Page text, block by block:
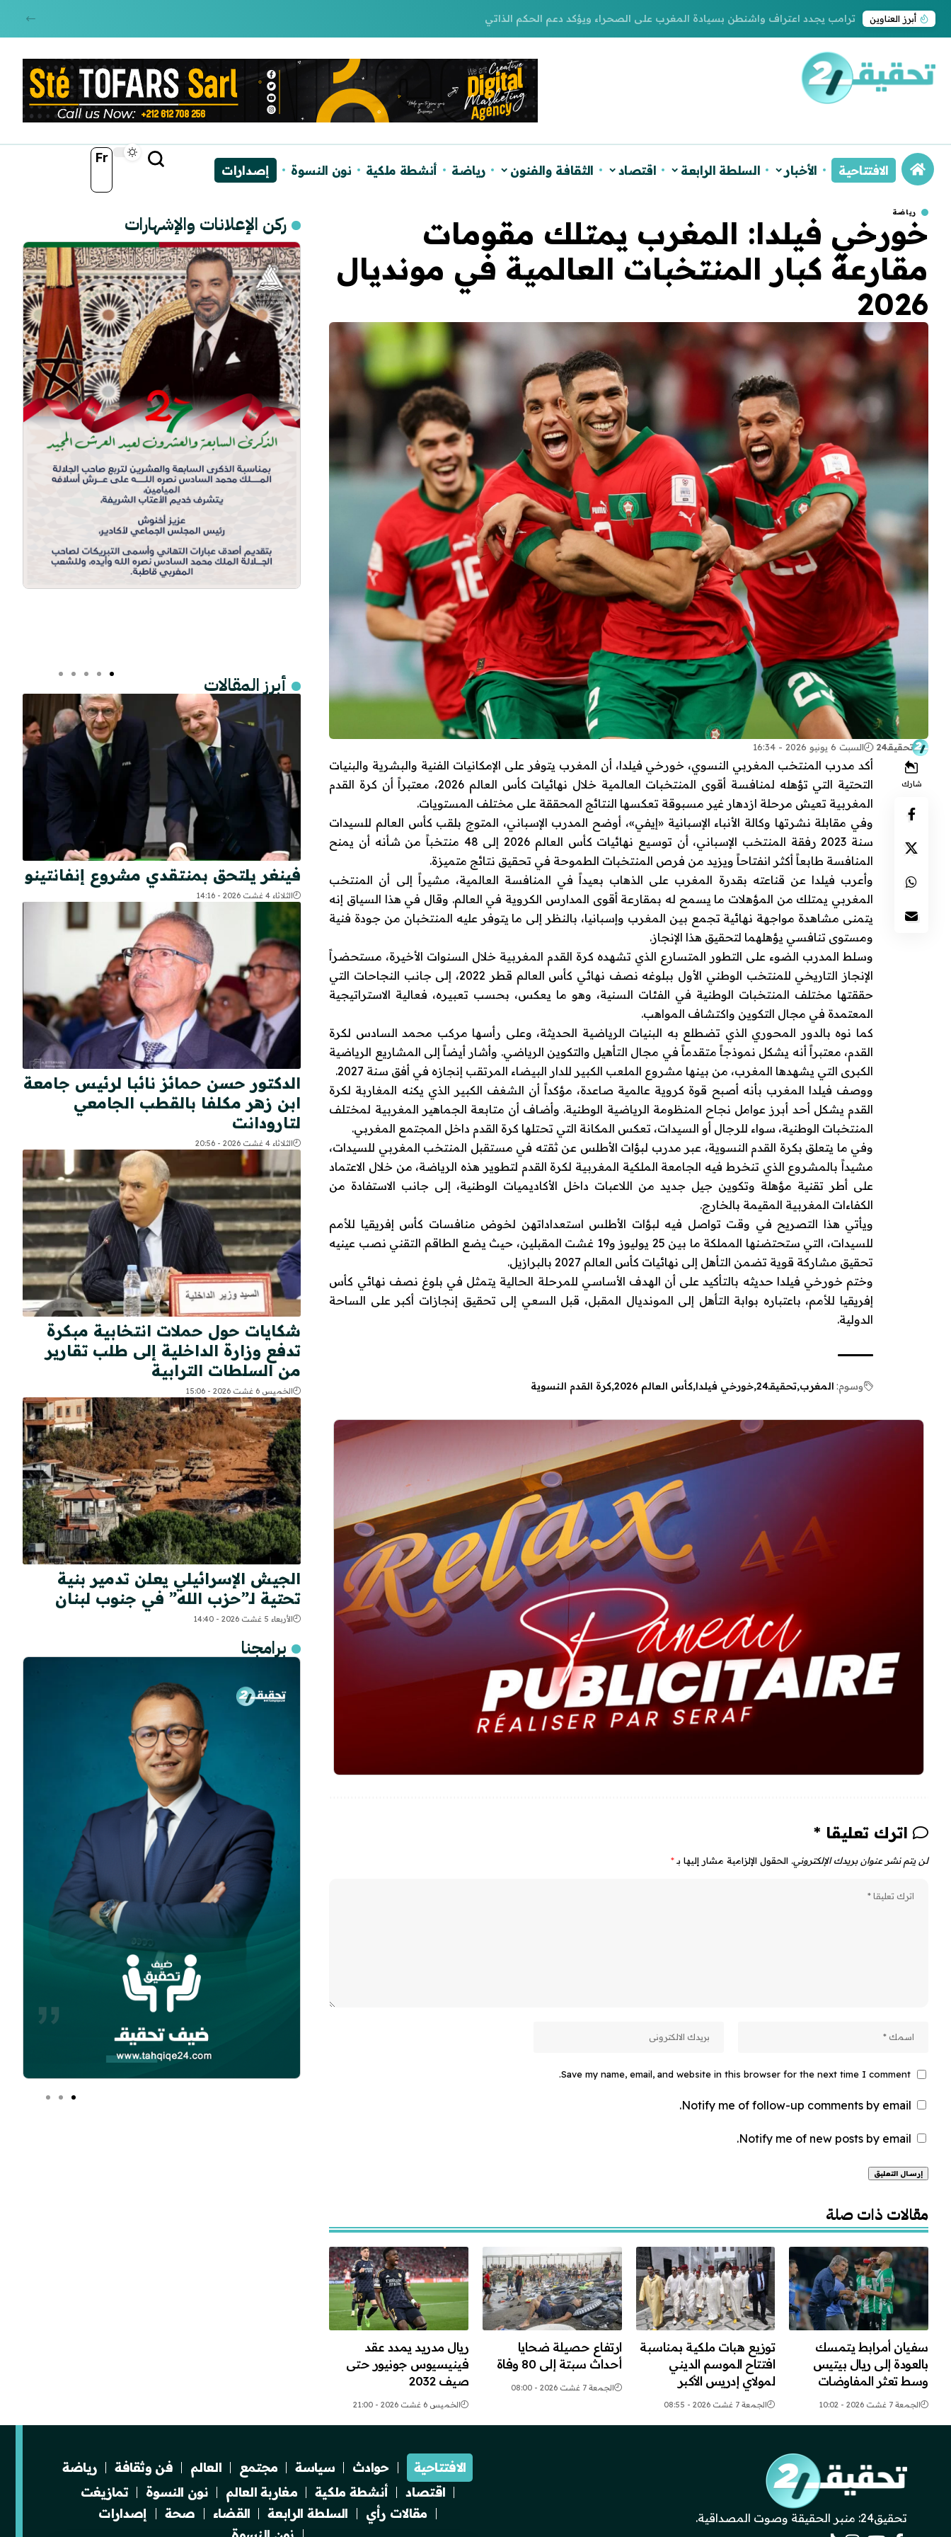
أبرز العناوين ترامب يجدد اعتراف واشنطن بسيادة المغرب على الصحراء ويؤكد دعم الحكم الذاتي
Fr
الافتتاحية الأخبار السلطة الرابعة اقتصاد الثقافة والفنون رياضة أنشطة ملكية نون النسوة إصدارات
رياضة
خورخي فيلدا: المغرب يمتلك مقومات
مقارعة كبار المنتخبات العالمية في مونديال
2026
تحقيقـ24 السبت 6 يونيو 2026 - 16:34
شارك
أكد مدرب المنتخب المغربي النسوي، خورخي فيلدا، أن المغرب يتوفر على الإمكانيات الفنية والبشرية والبنيات
التحتية التي تؤهله لمنافسة أقوى المنتخبات العالمية خلال نهائيات كأس العالم 2026، معتبراً أن كرة القدم
المغربية تعيش مرحلة ازدهار غير مسبوقة تعكسها النتائج المحققة على مختلف المستويات.
وفي مقابلة نشرتها وكالة الأنباء الإسبانية «إيفي»، أوضح المدرب الإسباني، المتوج بلقب كأس العالم للسيدات
سنة 2023 رفقة المنتخب الإسباني، أن توسيع نهائيات كأس العالم 2026 إلى 48 منتخباً من شأنه أن يمنح
المنافسة طابعاً أكثر انفتاحاً ويزيد من فرص المنتخبات الطموحة في تحقيق نتائج متميزة.
وأعرب فيلدا عن قناعته بقدرة المغرب على الذهاب بعيداً في المنافسة العالمية، مشيراً إلى أن المنتخب
المغربي يمتلك من المؤهلات ما يسمح له بمقارعة أقوى المدارس الكروية في العالم. وقال في هذا السياق إنه
يتمنى مشاهدة مواجهة نهائية تجمع بين المغرب وإسبانيا، بالنظر إلى ما يتوفر عليه المنتخبان من جودة فنية
ومستوى تنافسي يؤهلهما لتحقيق هذا الإنجاز.
وسلط المدرب الضوء على التطور المتسارع الذي تشهده كرة القدم المغربية خلال السنوات الأخيرة، مستحضراً
الإنجاز التاريخي للمنتخب الوطني الأول ببلوغه نصف نهائي كأس العالم قطر 2022، إلى جانب النجاحات التي
حققتها مختلف المنتخبات الوطنية في الفئات السنية، وهو ما يعكس، بحسب تعبيره، فعالية الاستراتيجية
المعتمدة في مجال التكوين واكتشاف المواهب.
كما نوه بالدور المحوري الذي تضطلع به البنيات الرياضية الحديثة، وعلى رأسها مركب محمد السادس لكرة
القدم، معتبراً أنه يشكل نموذجاً متقدماً في مجال التأهيل والتكوين الرياضي. وأشار أيضاً إلى المشاريع الرياضية
الكبرى التي يشهدها المغرب، من بينها مشروع الملعب الكبير للدار البيضاء المرتقب إنجازه في أفق سنة 2027.
ووصف فيلدا المغرب بأنه أصبح قوة كروية عالمية صاعدة، مؤكداً أن الشغف الكبير الذي يكنه المغاربة لكرة
القدم يشكل أحد أبرز عوامل نجاح المنظومة الرياضية الوطنية. وأضاف أن متابعة الجماهير المغربية لمختلف
المنتخبات الوطنية، سواء للرجال أو السيدات، تعكس المكانة التي تحتلها كرة القدم داخل المجتمع المغربي.
وفي ما يتعلق بكرة القدم النسوية، عبر مدرب لبؤات الأطلس عن ثقته في مستقبل المنتخب المغربي للسيدات،
مشيداً بالمشروع الذي تنخرط فيه الجامعة الملكية المغربية لكرة القدم لتطوير هذه الرياضة، من خلال الاعتماد
على أطر تقنية مؤهلة وتكوين جيل جديد من اللاعبات داخل الأكاديميات الوطنية، إلى جانب الاستفادة من
الكفاءات المغربية المقيمة بالخارج.
ويأتي هذا التصريح في وقت تواصل فيه لبؤات الأطلس استعداداتهن لخوض منافسات كأس إفريقيا للأمم
للسيدات، التي ستحتضنها المملكة ما بين 25 يوليوز و19 غشت المقبلين، حيث يضع الطاقم التقني نصب عينيه
تحقيق مشاركة قوية تضمن التأهل إلى نهائيات كأس العالم 2027 بالبرازيل.
وختم خورخي فيلدا حديثه بالتأكيد على أن الهدف الأساسي للمرحلة الحالية يتمثل في بلوغ نصف نهائي كأس
إفريقيا للأمم، باعتباره بوابة التأهل إلى المونديال المقبل، قبل السعي إلى تحقيق إنجازات أكبر على الساحة
الدولية.
وسوم: المغرب تحقيقـ24 خورخي فيلدا كأس العالم 2026 كرة القدم النسوية
اترك تعليقا *
لن يتم نشر عنوان بريدك الإلكتروني. الحقول الإلزامية مشار إليها بـ*
Save my name, email, and website in this browser for the next time I comment.
Notify me of follow-up comments by email.
Notify me of new posts by email.
مقالات ذات صلة
سفيان أمرابط يتمسك
بالعودة إلى ريال بيتيس
وسط تعثر المفاوضات
الجمعة 7 غشت 2026 - 10:02
توزيع هبات ملكية بمناسبة
افتتاح الموسم الديني
لمولاي إدريس الأكبر
الجمعة 7 غشت 2026 - 08:55
ارتفاع حصيلة ضحايا
أحداث سبتة إلى 80 وفاة
الجمعة 7 غشت 2026 - 08:00
ريال مدريد يمدد عقد
فينيسيوس جونيور حتى
صيف 2032
الخميس 6 غشت 2026 - 21:00
ركن الإعلانات والإشهارات
أبرز المقالات
فينغر يلتحق بمنتقدي مشروع إنفانتينو
الثلاثاء 4 غشت 2026 - 14:16
الدكتور حسن حمائز نائبا لرئيس جامعة
ابن زهر مكلفا بالقطب الجامعي
لتارودانت
الثلاثاء 4 غشت 2026 - 20:56
شكايات حول حملات انتخابية مبكرة
تدفع وزارة الداخلية إلى طلب تقارير
من السلطات الترابية
الخميس 6 غشت 2026 - 15:06
الجيش الإسرائيلي يعلن تدمير بنية
تحتية لـ”حزب الله” في جنوب لبنان
الأربعاء 5 غشت 2026 - 14:40
برامجنا
تحقيق24: منبر الحقيقة وصوت المصداقية.
الافتتاحية حوادث سياسة مجتمع العالم فن وثقافة
رياضة
اقتصاد
أنشطة ملكية مغاربة العالم نون النسوة
تمازيغت
مقالات رأي
السلطة الرابعة القضاء صحة
إصدارات